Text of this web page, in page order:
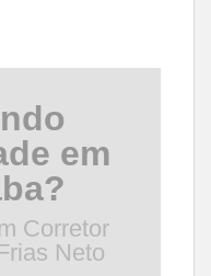
em
Corretor
Neto